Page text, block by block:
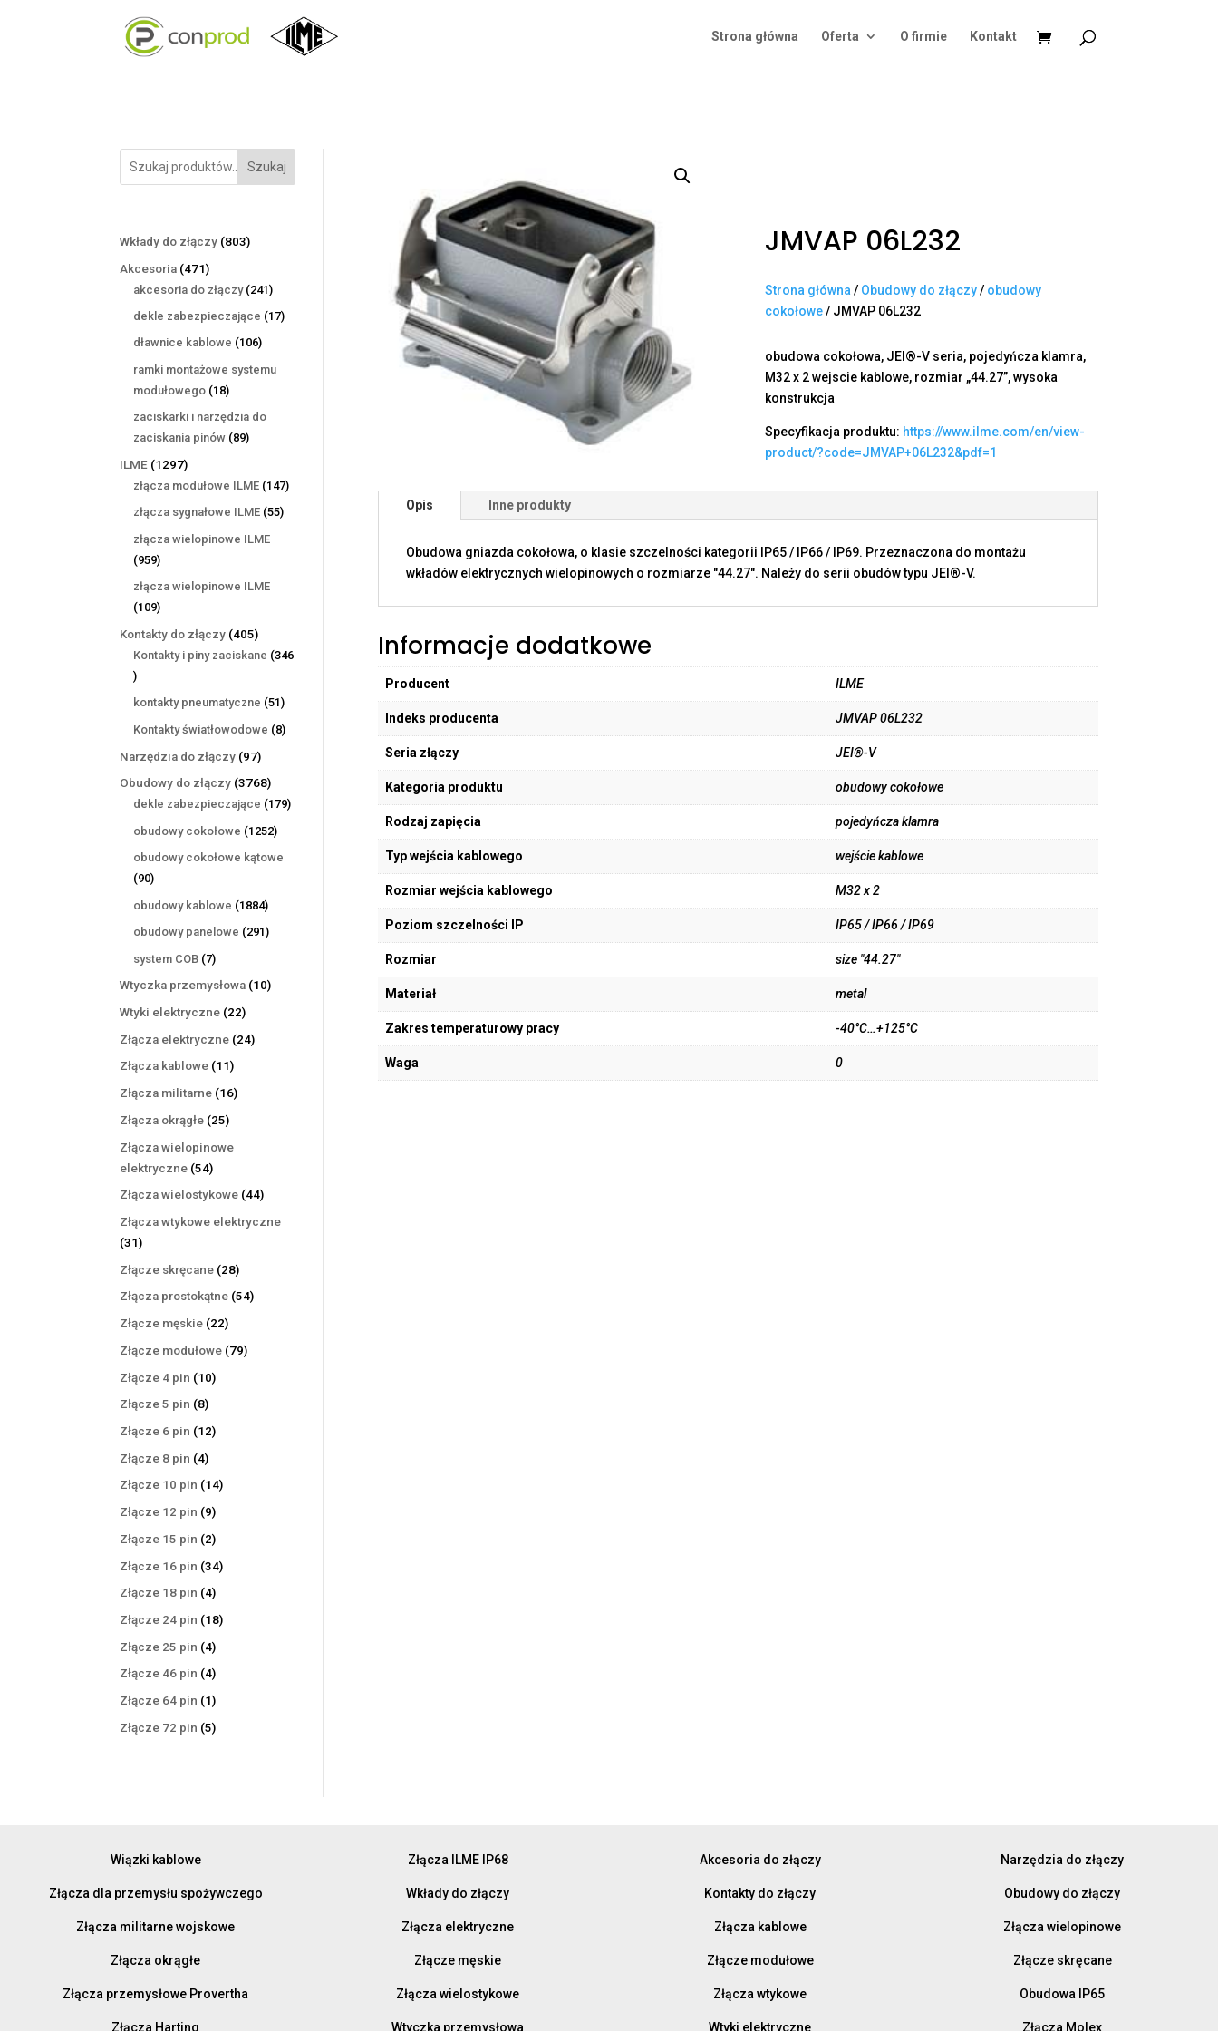
Strona główna Oferta O firmie Kontakt
Szukaj
Wkłady do złączy 803803
Akcesoria 471471
produktów
akcesoria do złączy 241241
produktów
dekle zabezpieczające 1717
dławnice kablowe 106106
ramki montażowe systemu
modułowego 1818
produktów
zaciskarki i narzędzia do
zaciskania pinów 8989
ILME 12971297
produktów
złącza modułowe ILME 147147
złącza sygnałowe ILME 5555
złącza wielopinowe ILME
959959
produktów
złącza wielopinowe ILME
109109
produktów
Kontakty do złączy 405405
produktów
Kontakty i piny zaciskane 346
346
produktów
kontakty pneumatyczne 5151
produktów
Kontakty światłowodowe 88
Narzędzia do złączy 9797
produktów
Obudowy do złączy 37683768
produktów
dekle zabezpieczające 179179
obudowy cokołowe 12521252
obudowy cokołowe kątowe
9090
produktów
obudowy kablowe 18841884
produkty
obudowy panelowe 291291
system COB 77
produktów
Wtyczka przemysłowa 1010
Wtyki elektryczne 2222
produkty
Złącza elektryczne 2424
Złącza kablowe 1111
produktów
Złącza militarne 1616
Złącza okrągłe 2525
Złącza wielopinowe
elektryczne 5454
produkty
Złącza wielostykowe 4444
Złącza wtykowe elektryczne
3131
produktów
Złącze skręcane 2828
produktów
Złącza prostokątne 5454
Złącze męskie 2222
produkty
Złącze modułowe 7979
Złącze 4 pin 1010
Złącze 5 pin 88
produktów
Złącze 6 pin 1212
Złącze 8 pin 44
produkty
Złącze 10 pin 1414
Złącze 12 pin 99
produktów
Złącze 15 pin 22
produkty
Złącze 16 pin 3434
Złącze 18 pin 44
produkty
Złącze 24 pin 1818
Złącze 25 pin 44
produkty
Złącze 46 pin 44
produkty
Złącze 64 pin 11
produkt
Złącze 72 pin 55
JMVAP 06L232
Strona główna / Obudowy do złączy/ obudowy
cokołowe/ JMVAP 06L232
obudowa cokołowa, JEI®-V seria, pojedyńcza klamra,
M32 x 2 wejscie kablowe, rozmiar „44.27”, wysoka
konstrukcja
Specyfikacja produktu: https://www.ilme.com/en/view-
product/?code=JMVAP+06L232&pdf=1
Opis Inne produkty
Obudowa gniazda cokołowa, o klasie szczelności kategorii IP65 / IP66 / IP69. Przeznaczona do montażu
wkładów elektrycznych wielopinowych o rozmiarze "44.27". Należy do serii obudów typu JEI®-V.
Informacje dodatkowe
Producent ILME
Indeks producenta JMVAP 06L232
Seria złączy JEI®-V
Kategoria produktu obudowy cokołowe
Rodzaj zapięcia pojedyńcza klamra
Typ wejścia kablowego wejście kablowe
Rozmiar wejścia kablowego M32 x 2
Poziom szczelności IP IP65 / IP66 / IP69
Rozmiar size "44.27"
Materiał metal
Zakres temperaturowy pracy -40°C…+125°C
Waga 0
Wiązki kablowe
Złącza dla przemysłu spożywczego
Złącza militarne wojskowe
Złącza okrągłe
Złącza przemysłowe Provertha
Złącza Harting
Złącza ILME IP68
Wkłady do złączy
Złącza elektryczne
Złącze męskie
Złącza wielostykowe
Wtyczka przemysłowa
Akcesoria do złączy
Kontakty do złączy
Złącza kablowe
Złącze modułowe
Złącza wtykowe
Wtyki elektryczne
Narzędzia do złączy
Obudowy do złączy
Złącza wielopinowe
Złącze skręcane
Obudowa IP65
Złącza Molex